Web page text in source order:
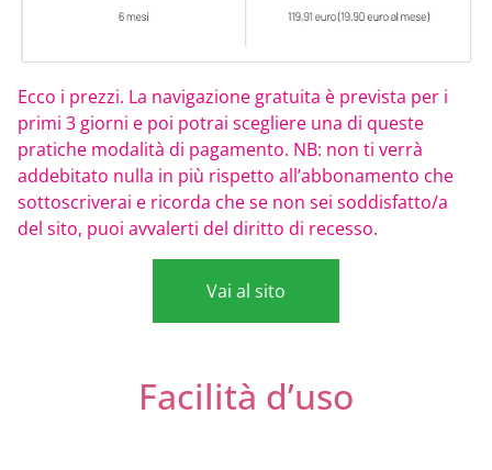
Ecco i prezzi. La navigazione gratuita è prevista per i
primi 3 giorni e poi potrai scegliere una di queste
pratiche modalità di pagamento. NB: non ti verrà
addebitato nulla in più rispetto all’abbonamento che
sottoscriverai e ricorda che se non sei soddisfatto/a
del sito, puoi avvalerti del diritto di recesso.
Vai al sito
Facilità d’uso